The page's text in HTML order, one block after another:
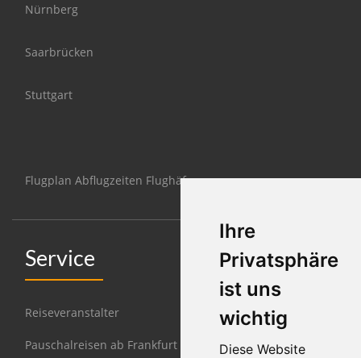
Ihre
Privatsphäre
ist uns
wichtig
Diese Website
Nürnberg
Saarbrücken
Stuttgart
Flugplan Abflugzeiten Flughäfen
Service
Reiseveranstalter
Pauschalreisen ab Frankfurt